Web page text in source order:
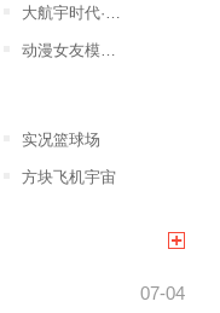
大航宇时代·楚之歌
动漫女友模拟器
实况篮球场
方块飞机宇宙
07-04